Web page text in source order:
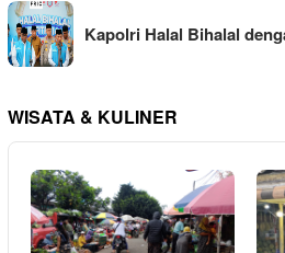
Kapolri Halal Bihalal
WISATA & KULINER